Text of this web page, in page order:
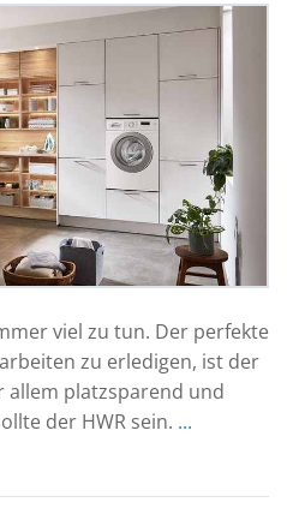
viel zu tun. Der perfekte
zu erledigen, ist der
allem platzsparend und
der HWR sein. ...